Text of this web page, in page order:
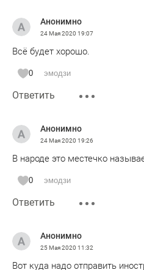
Анонимно
24 Мая 2020 19:07
Всё будет хорошо.
0 эмодзи
Ответить
Анонимно
24 Мая 2020 19:26
В народе это местечко
0 эмодзи
Ответить
Анонимно
25 Мая 2020 11:32
Вот куда надо отправить